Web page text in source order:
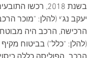
בשנת 2018, רכשו
יעקב נג'י (להלן: "מוכר
הרכישה, הרכב היה
(להלן: "כלל") בביטוח